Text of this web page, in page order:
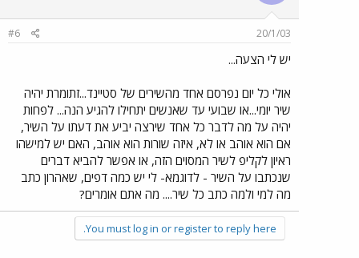
20/1/03
#6
יש לי הצעה...
אולי כל יום נפרסם אחד מהשירים של סטיינד...זתומרת יהיה
שיר יומי...או שבועי עד שאנשים יתחילו להגיע הנה... לפחות
יהיה על מה לדבר כל אחד שירצה יביע את דעתו על השיר,
אם הוא אוהב או לא, איזה שורות הוא אוהב, האם יש למישהו
ראיון לקליפ לשיר המסוים הזה, או אפשר להביא דברים
שנכתבו על השיר - לדוגמא- לי יש כמה דפים, שאהרון כתב
מה למי ולמה כתב כל שיר.... מה אתם אומרים?
You must log in or register to reply here.